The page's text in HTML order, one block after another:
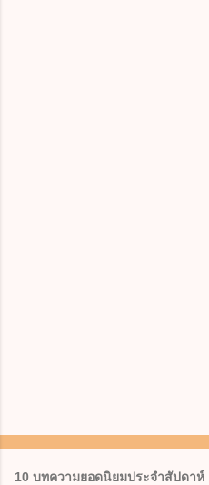
10 บทความยอดนิยมประจำสัปดาห์